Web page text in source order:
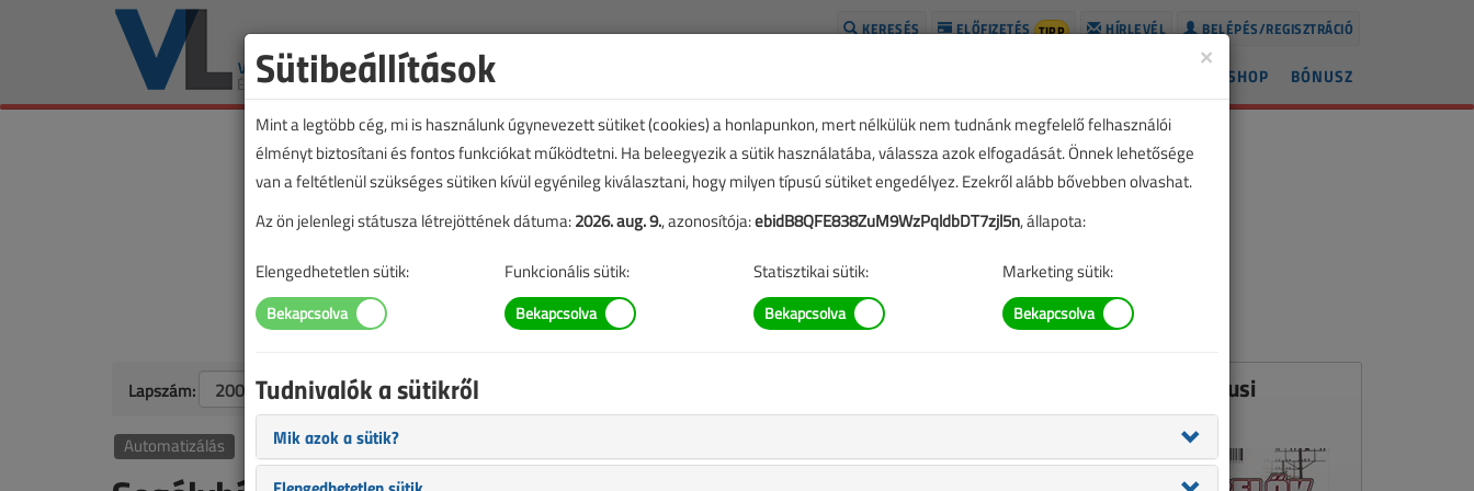
BELÉPÉS/REGISZTRÁCIÓ
HÍRLEVÉL
ELŐFIZETÉS TIPP
KERESÉS
BÓNUSZ
SHOP
Lapszám:
Automatizálás
Ez a cikk a VL 2009. márciusi
számában jelent meg.
×
Sütibeállítások
Mint a legtöbb cég, mi is használunk úgynevezett sütiket (cookies) a honlapunkon, mert nélkülük nem tudnánk megfelelő felhasználói
élményt biztosítani és fontos funkciókat működtetni. Ha beleegyezik a sütik használatába, válassza azok elfogadását. Önnek lehetősége
van a feltétlenül szükséges sütiken kívül egyénileg kiválasztani, hogy milyen típusú sütiket engedélyez. Ezekről alább bővebben olvashat.
Az ön jelenlegi státusza létrejöttének dátuma:2026. aug. 9., azonosítója:ebidB8QFE838ZuM9WzPqldbDT7zjl5n, állapota:
Elengedhetetlen sütik: Funkcionális sütik: Statisztikai sütik: Marketing sütik:
Tudnivalók a sütikről
Mik azok a sütik?